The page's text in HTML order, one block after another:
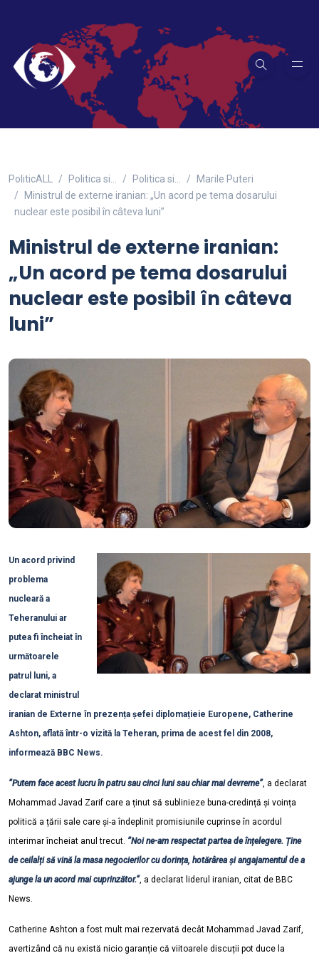
PoliticALL Politica si… Politica si...
Marile Puteri
Ministrul de externe iranian: „Un acord pe tema dosarului
nuclear este posibil în câteva luni”
Ministrul de externe iranian:
„Un acord pe tema dosarului
nuclear este posibil în câteva
luni”
Un acord privind
problema
nucleară a
Teheranului ar
putea fi încheiat în
următoarele
patrul luni, a
declarat ministrul
iranian de Externe în prezența șefei diplomațieie Europene, Catherine
Ashton, aflată într-o vizită la Teheran, prima de acest fel din 2008,
informează BBC News.
”Putem face acest lucru în patru sau cinci luni sau chiar mai devreme”, a declarat
Mohammad Javad Zarif care a ținut să sublinieze buna-credință și voința
politică a țării sale care și-a îndeplinit promisiunile cuprinse în acordul
interimar încheiat anul trecut. ”Noi ne-am respectat partea de înțelegere. Ține
de ceilalți să vină la masa negocierilor cu dorința, hotărârea și angajamentul de a
ajunge la un acord mai cuprinzător.”, a declarat liderul iranian, citat de BBC
News.
Catherine Ashton a fost mult mai rezervată decât Mohammad Javad Zarif,
avertizând că nu există nicio garanție că viitoarele discuții pot duce la